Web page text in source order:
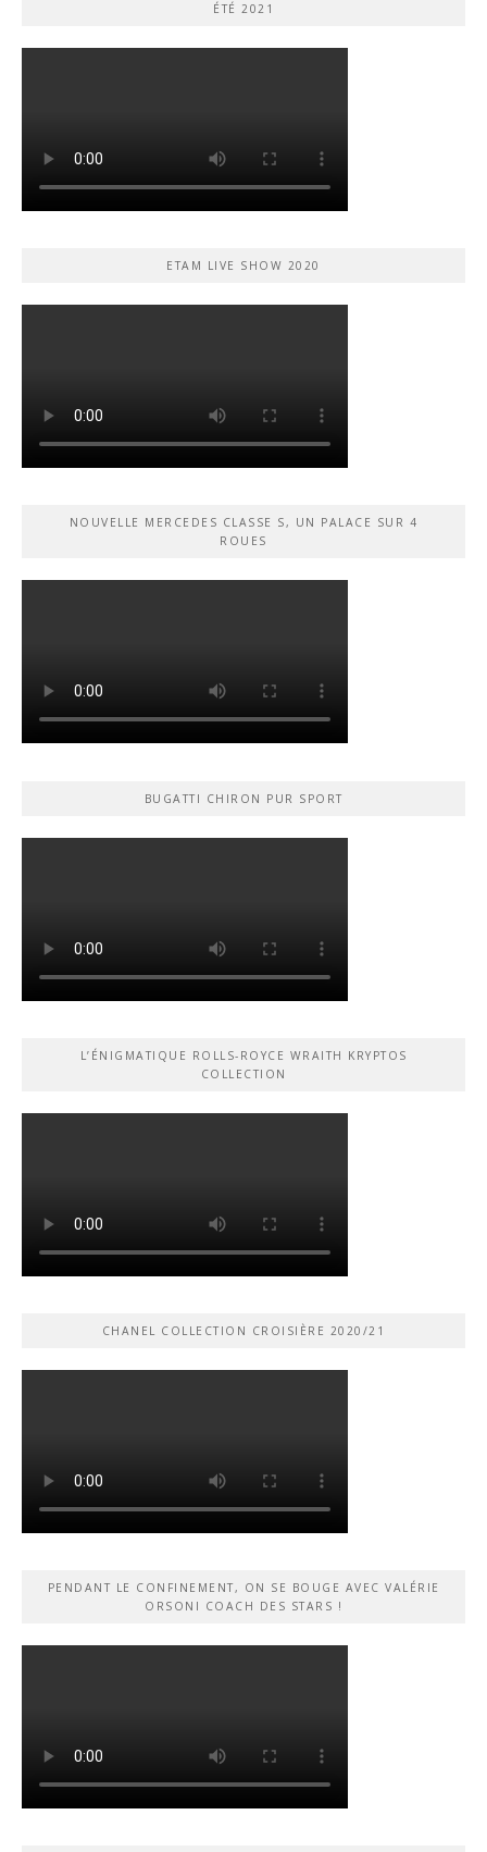
ÉTÉ 2021
ETAM LIVE SHOW 2020
NOUVELLE MERCEDES CLASSE S, UN PALACE SUR 4
ROUES
BUGATTI CHIRON PUR SPORT
L’ÉNIGMATIQUE ROLLS-ROYCE WRAITH KRYPTOS
COLLECTION
CHANEL COLLECTION CROISIÈRE 2020/21
PENDANT LE CONFINEMENT, ON SE BOUGE AVEC VALÉRIE
ORSONI COACH DES STARS !